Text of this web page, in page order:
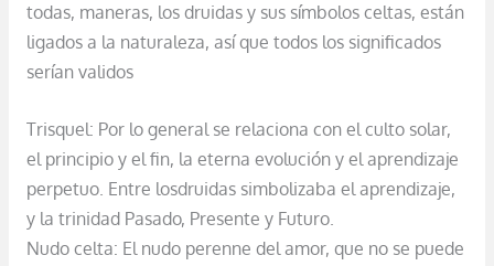
todas, maneras, los druidas y sus símbolos celtas, están
ligados a la naturaleza, así que todos los significados
serían validos
Trisquel: Por lo general se relaciona con el culto solar,
el principio y el fin, la eterna evolución y el aprendizaje
perpetuo. Entre losdruidas simbolizaba el aprendizaje,
y la trinidad Pasado, Presente y Futuro.
Nudo celta: El nudo perenne del amor, que no se puede